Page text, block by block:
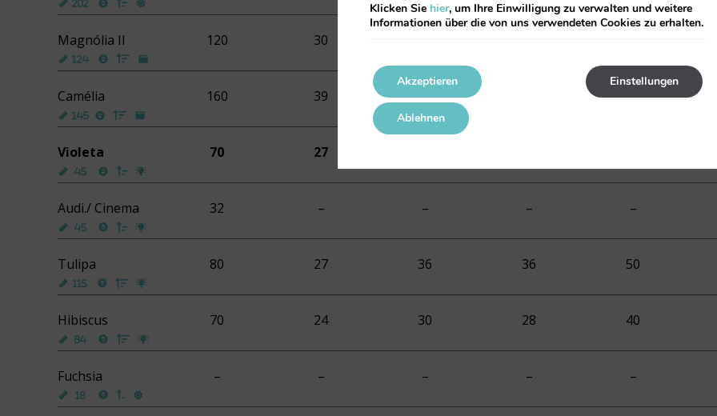
Magnólia II 120 30
Camélia 160 39 100 100
Violeta 70 27
Audi./ Cinema 32 – – – –
Tulipa 80 27 36 36 50
Hibiscus 70 24 30 28 40
Fuchsia – – – – –
Klicken Sie hier, um Ihre Einwilligung zu verwalten und weitere
Informationen über die von uns verwendeten Cookies zu erhalten.
Akzeptieren Einstellungen
Ablehnen